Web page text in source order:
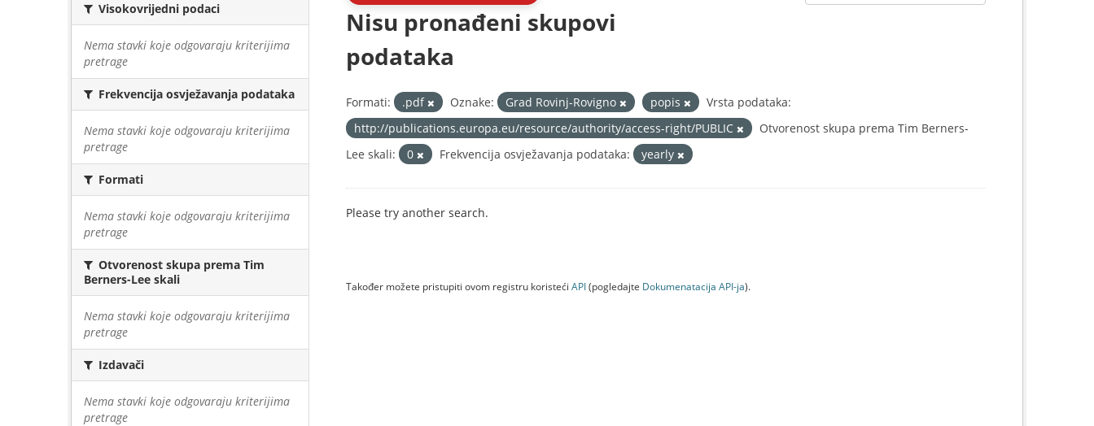
Visokovrijedni podaci
Nema stavki koje odgovaraju kriterijima
pretrage
Frekvencija osvježavanja podataka
Nema stavki koje odgovaraju kriterijima
pretrage
Formati
Nema stavki koje odgovaraju kriterijima
pretrage
Otvorenost skupa prema Tim
Berners-Lee skali
Nema stavki koje odgovaraju kriterijima
pretrage
Izdavači
Nema stavki koje odgovaraju kriterijima
pretrage
Nisu pronađeni skupovi
podataka
Formati: .pdf Oznake: Grad Rovinj-Rovigno popis
Vrsta podataka:
http://publications.europa.eu/resource/authority/access-right/PUBLIC
Otvorenost skupa prema Tim Berners-
Lee skali:
0 Frekvencija osvježavanja podataka: yearly
Please try another search.
Također možete pristupiti ovom registru koristeći API(pogledajte Dokumenаtаcijа API-jа).